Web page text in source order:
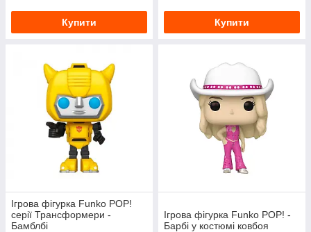
Купити Купити
Ігрова фігурка Funko POP!
серії Трансформери -
Бамблбі
Ігрова фігурка Funko POP! -
Барбі у костюмі ковбоя